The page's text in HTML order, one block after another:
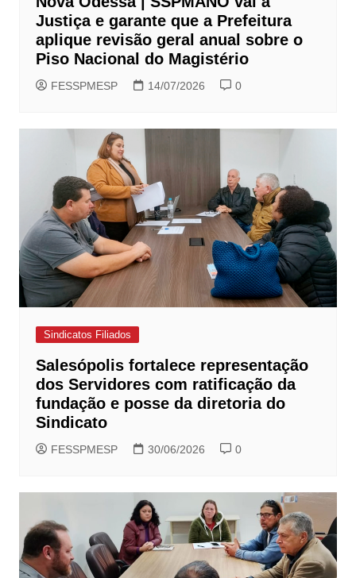
Justiça e garante que a Prefeitura
aplique revisão geral anual sobre o
Piso Nacional do Magistério
FESSPMESP 14/07/2026 0
Sindicatos Filiados
Salesópolis fortalece representação
dos Servidores com ratificação da
fundação e posse da diretoria do
Sindicato
FESSPMESP 30/06/2026 0